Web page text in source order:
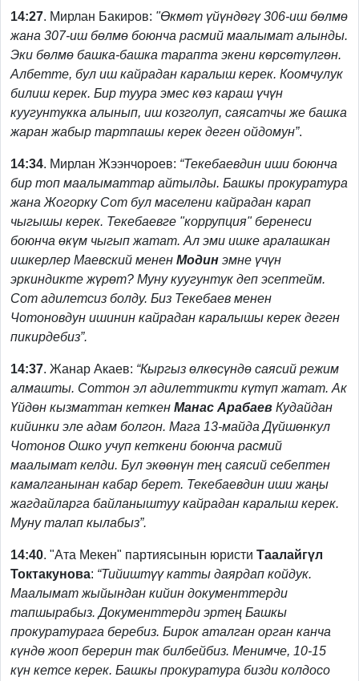
14:27. Мирлан Бакиров: "Өкмөт үйүндөгү 306-иш бөлмө
жана 307-иш бөлмө боюнча расмий маалымат алынды.
Эки бөлмө башка-башка тарапта экени көрсөтүлгөн.
Албетте, бул иш кайрадан каралыш керек. Коомчулук
билиш керек. Бир туура эмес көз караш үчүн
куугунтукка алынып, иш козголуп, саясатчы же башка
жаран жабыр тартпашы керек деген ойдомун”.
14:34. Мирлан Жээнчороев: “Текебаевдин иши боюнча
бир топ маалыматтар айтылды. Башкы прокуратура
жана Жогорку Сот бул маселени кайрадан карап
чыгышы керек. Текебаевге "коррупция" беренеси
боюнча өкүм чыгып жатат. Ал эми ишке аралашкан
ишкерлер Маевский менен Модин эмне үчүн
эркиндикте жүрөт? Муну куугунтук деп эсептейм.
Сот адилетсиз болду. Биз Текебаев менен
Чотоновдун ишинин кайрадан каралышы керек деген
пикирдебиз”.
14:37. Жанар Акаев: “Кыргыз өлкөсүндө саясий режим
алмашты. Соттон эл адилеттикти күтүп жатат. Ак
Үйдөн кызматтан кеткен Манас Арабаев Кудайдан
кийинки эле адам болгон. Мага 13-майда Дүйшөнкул
Чотонов Ошко учуп кеткени боюнча расмий
маалымат келди. Бул экөөнүн тең саясий себептен
камалганынан кабар берет. Текебаевдин иши жаңы
жагдайларга байланыштуу кайрадан каралыш керек.
Муну талап кылабыз”.
14:40. "Ата Мекен" партиясынын юристи Таалайгүл
Токтакунова: “Тийиштүү катты даярдап койдук.
Маалымат жыйындан кийин документтерди
тапшырабыз. Документтерди эртең Башкы
прокуратурага беребиз. Бирок аталган орган канча
күндө жооп берерин так билбейбиз. Менимче, 10-15
күн кетсе керек. Башкы прокуратура бизди колдосо